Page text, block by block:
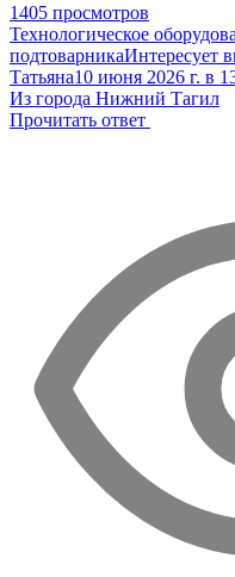
1405 просмотров
Технологическое
подтоварникаИнтересует
Татьяна10 июня 2026 г. в
Из города Нижний Тагил
Прочитать ответ